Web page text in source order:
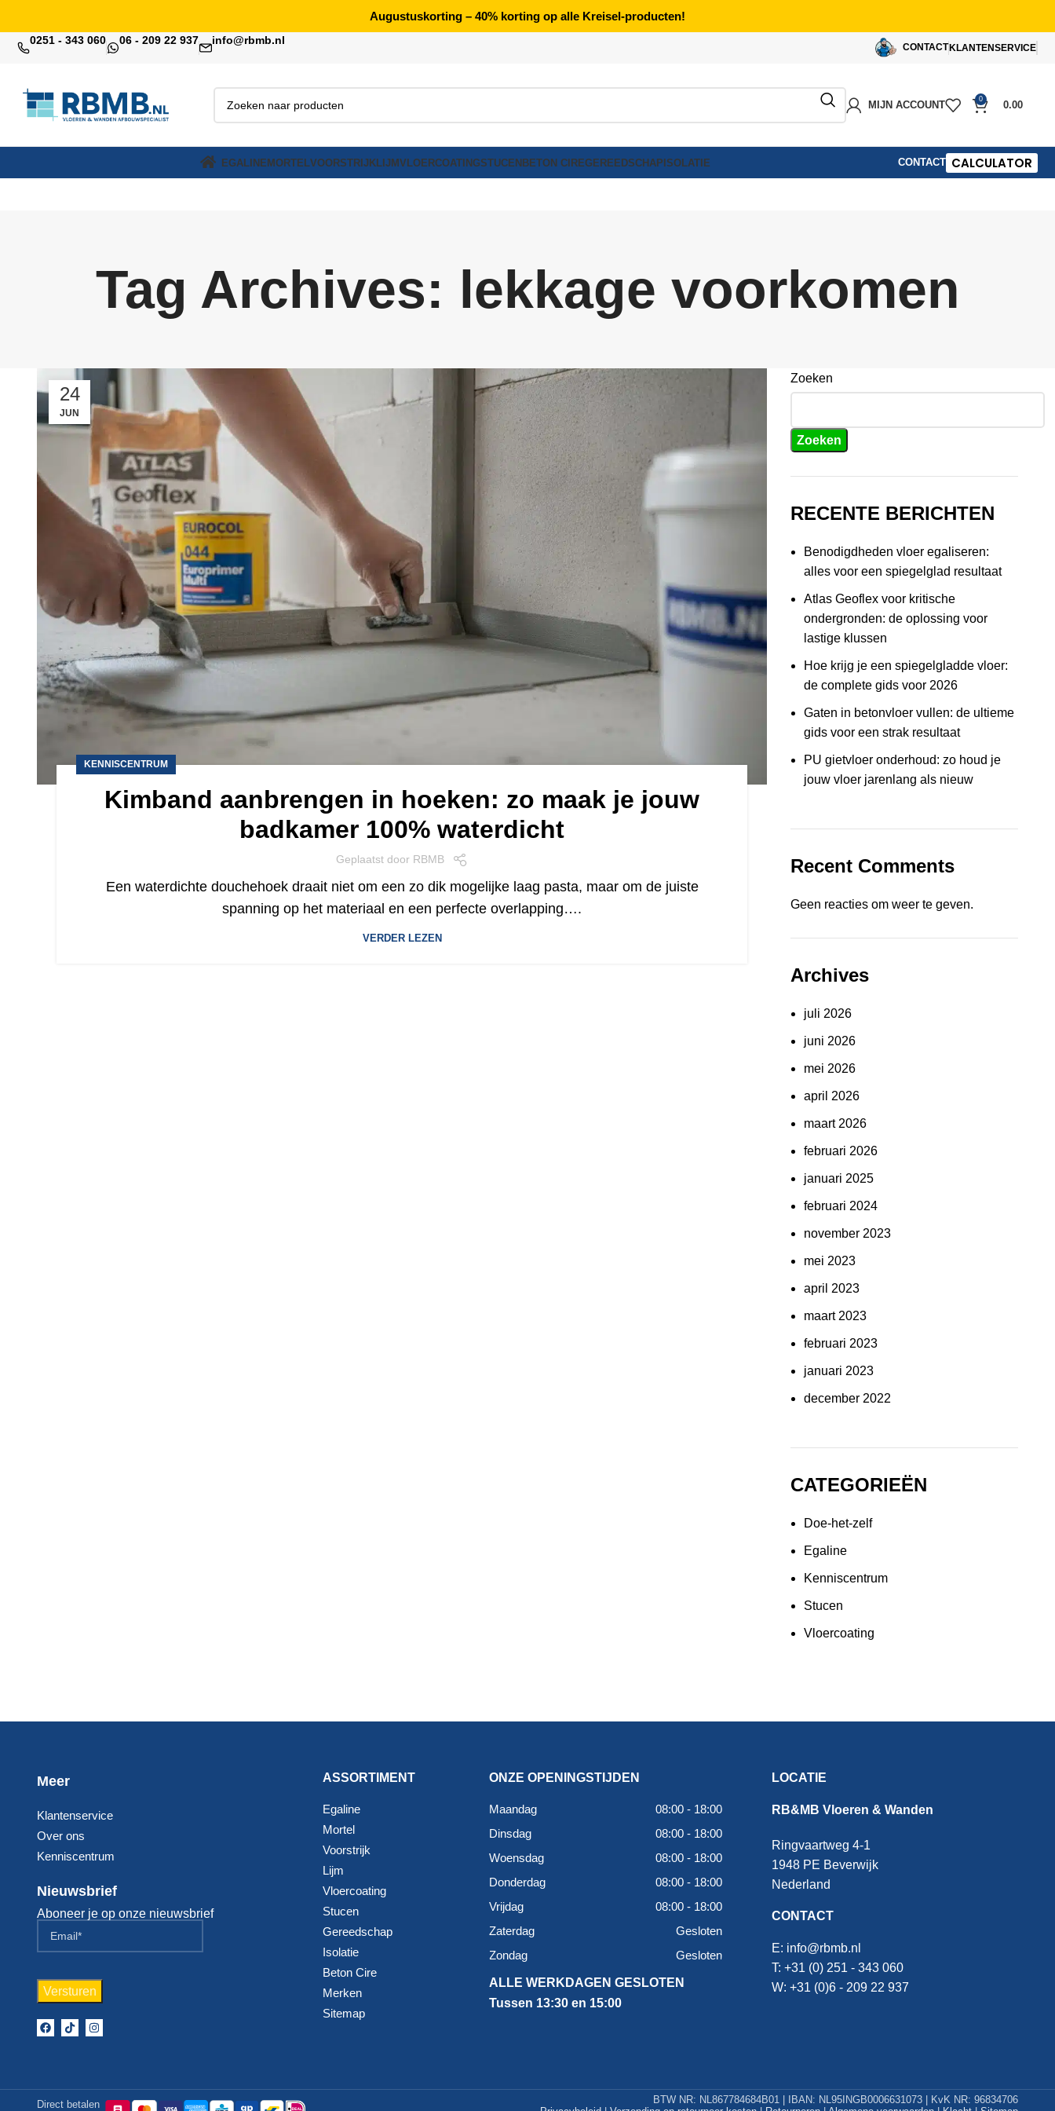
Augustuskorting – 40% korting op alle Kreisel-producten!
0251 - 343 060 06 - 209 22 937 info@rbmb.nl
CONTACT KLANTENSERVICE
MIJN ACCOUNT
0
0.00
EGALINEMORTELVOORSTRIJKLIJMVLOERCOATINGSTUCENBETON CIREGEREEDSCHAPISOLATIE CONTACT CALCULATOR
Tag Archives: lekkage voorkomen
24
JUN
KENNISCENTRUM
Kimband aanbrengen in hoeken: zo maak je jouw
badkamer 100% waterdicht
Geplaatst door RBMB
Een waterdichte douchehoek draait niet om een zo dik mogelijke laag pasta, maar om de juiste
spanning op het materiaal en een perfecte overlapping….
VERDER LEZEN
Zoeken
Zoeken
RECENTE BERICHTEN
Benodigdheden vloer egaliseren:
alles voor een spiegelglad resultaat
Atlas Geoflex voor kritische
ondergronden: de oplossing voor
lastige klussen
Hoe krijg je een spiegelgladde vloer:
de complete gids voor 2026
Gaten in betonvloer vullen: de ultieme
gids voor een strak resultaat
PU gietvloer onderhoud: zo houd je
jouw vloer jarenlang als nieuw
Recent Comments
Geen reacties om weer te geven.
Archives
juli 2026
juni 2026
mei 2026
april 2026
maart 2026
februari 2026
januari 2025
februari 2024
november 2023
mei 2023
april 2023
maart 2023
februari 2023
januari 2023
december 2022
CATEGORIEËN
Doe-het-zelf
Egaline
Kenniscentrum
Stucen
Vloercoating
Meer
Klantenservice
Over ons
Kenniscentrum
Nieuwsbrief
Aboneer je op onze nieuwsbrief
ASSORTIMENT
Egaline
Mortel
Voorstrijk
Lijm
Vloercoating
Stucen
Gereedschap
Isolatie
Beton Cire
Merken
Sitemap
ONZE OPENINGSTIJDEN
Maandag
08:00 - 18:00
Dinsdag
08:00 - 18:00
Woensdag
08:00 - 18:00
Donderdag
08:00 - 18:00
Vrijdag
08:00 - 18:00
Zaterdag
Gesloten
Zondag
Gesloten
ALLE WERKDAGEN GESLOTEN
Tussen 13:30 en 15:00
LOCATIE
RB&MB Vloeren & Wanden
Ringvaartweg 4-1
1948 PE Beverwijk
Nederland
CONTACT
E: info@rbmb.nl
T: +31 (0) 251 - 343 060
W: +31 (0)6 - 209 22 937
Direct betalen
BTW NR: NL867784684B01 | IBAN: NL95INGB0006631073 | KvK NR: 96834706